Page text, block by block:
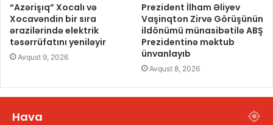
“Azərişıq” Xocalı və
Xocavəndin bir sıra
ərazilərində elektrik
təsərrüfatını yeniləyir
Avqust 9, 2026
Prezident İlham Əliyev
Vaşinqton Zirvə Görüşünün
ildönümü münasibətilə ABŞ
Prezidentinə məktub
ünvanlayıb
Avqust 8, 2026
Hava